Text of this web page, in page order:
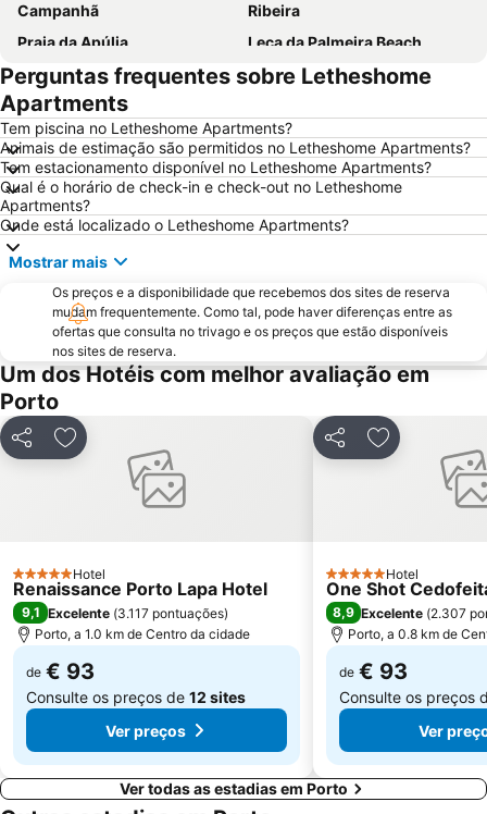
Campanhã
Ribeira
Praia da Apúlia
Leça da Palmeira Beach
Parque aquático de Amarante
Pavilhão Multiusos Gondomar
Praia do Furadouro
Magikland
Pavilhão Rosa Mota
Norteshopping
Rua Santa Catarina
Baixa
Casa da Música
Parque & Zoo Santo Inácio
Estação São Bento
Europarque
Matosinhos Beach
Praia da Aguda
Parque da Cidade
Hotel Solverde Beach
Ponte Dom Luís I
da Póvoa de Varzim
Edificio da Alfândega
Braga Parque
Mercado do Bolhão
Estádio Municipal de Braga - Estádio AXA
Aldeia Rural Preservada de Quintandona
Termas Romanas do Alto da Cividade
Estação de Caminhos de Ferro de Braga
Casino de Espinho
Parque do Palácio de Cristal
Arrábida Shopping
Praia de Esposende
Aquático de Fafe
Azurara Beach
Perguntas frequentes sobre Letheshome
Apartments
Tem piscina no Letheshome Apartments?
Animais de estimação são permitidos no Letheshome Apartments?
Tem estacionamento disponível no Letheshome Apartments?
Qual é o horário de check-in e check-out no Letheshome
Apartments?
Onde está localizado o Letheshome Apartments?
Mostrar mais
Os preços e a disponibilidade que recebemos dos sites de reserva
mudam frequentemente. Como tal, pode haver diferenças entre as
ofertas que consulta no trivago e os preços que estão disponíveis
nos sites de reserva.
Um dos Hotéis com melhor avaliação em
Porto
PartilharAdicionar aos favoritos
5 EstrelasHotel
Renaissance Porto Lapa Hotel
9,1 Excelente (3.117 pontuações)
Porto, a 1.0 km de Centro da cidade
de € 93
Consulte os preços de 12 sites
Ver preços
PartilharAdicionar
5 EstrelasHotel
One Shot
8,9 Excelente (2.307
Porto, a 0.8 km de
de € 93
Consulte os preços
Ver
Ver todas as estadias em Porto